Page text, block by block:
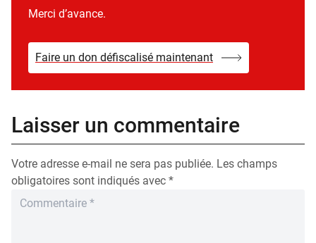
Merci d’avance.
Faire un don défiscalisé maintenant
Laisser un commentaire
Votre adresse e-mail ne sera pas publiée. Les champs
obligatoires sont indiqués avec *